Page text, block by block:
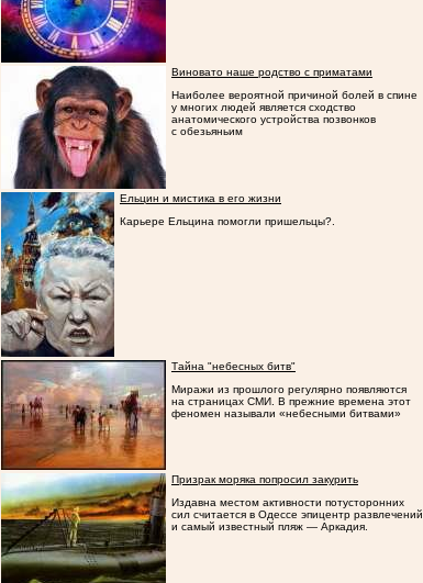
Виновато наше родство с приматами
Наиболее вероятной причиной болей в спине
у многих людей является сходство
анатомического устройства позвонков
с обезьяньим
Ельцин и мистика в его жизни
Карьере Ельцина помогли пришельцы?.
Тайна "небесных битв"
Миражи из прошлого регулярно появляются
на страницах СМИ. В прежние времена этот
феномен называли «небесными битвами»
Призрак моряка попросил закурить
Издавна местом активности потусторонних
сил считается в Одессе эпицентр развлечений
и самый известный пляж — Аркадия.